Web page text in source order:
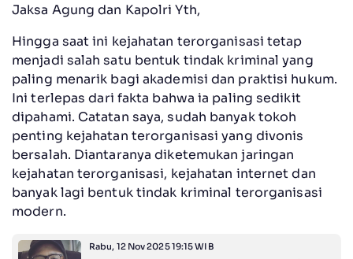
Jaksa Agung dan Kapolri Yth,
Hingga saat ini kejahatan terorganisasi tetap
menjadi salah satu bentuk tindak kriminal yang
paling menarik bagi akademisi dan praktisi hukum.
Ini terlepas dari fakta bahwa ia paling sedikit
dipahami. Catatan saya, sudah banyak tokoh
penting kejahatan terorganisasi yang divonis
bersalah. Diantaranya diketemukan jaringan
kejahatan terorganisasi, kejahatan internet dan
banyak lagi bentuk tindak kriminal terorganisasi
modern.
Rabu, 12 Nov 2025 19:15 WIB